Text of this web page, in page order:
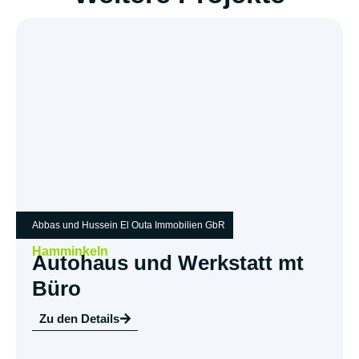
Abbas und Hussein El Outa Immobilien GbR
Hamminkeln
Autohaus und Werkstatt mt
Büro
Zu den Details